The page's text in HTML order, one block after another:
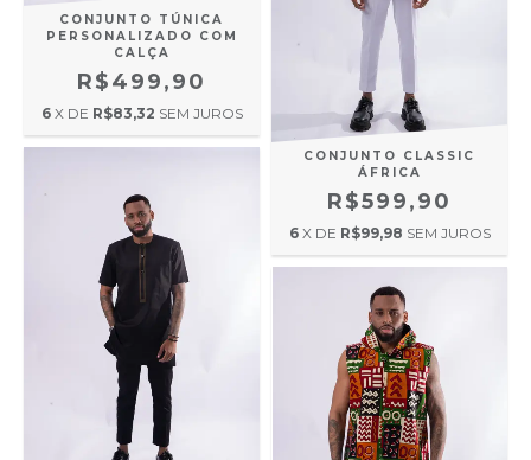
CONJUNTO TÚNICA
PERSONALIZADO COM
CALÇA
R$499,90
6 X DE R$83,32 SEM JUROS
CONJUNTO CLASSIC
ÁFRICA
R$599,90
6 X DE R$99,98 SEM JUROS